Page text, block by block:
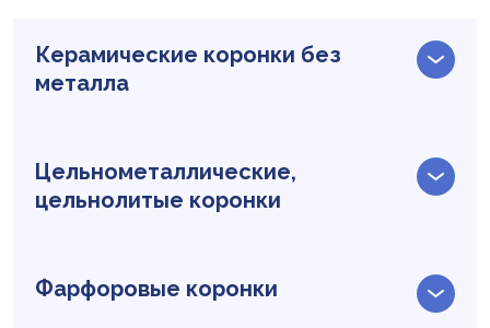
Керамические коронки без
металла
Цельнометаллические,
цельнолитые коронки
Фарфоровые коронки